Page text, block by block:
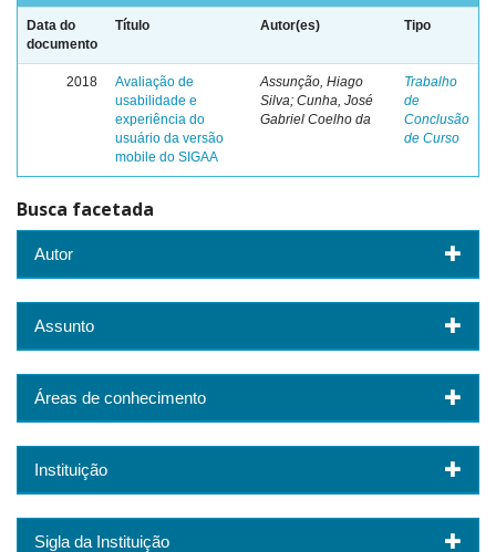
Data do
documento
Título Autor(es) Tipo
2018
Avaliação de
usabilidade e
experiência do
usuário da versão
mobile do SIGAA
Assunção, Hiago
Silva; Cunha, José
Gabriel Coelho da
Trabalho
de
Conclusão
de Curso
Busca facetada
Autor
Assunto
Áreas de conhecimento
Instituição
Sigla da Instituição